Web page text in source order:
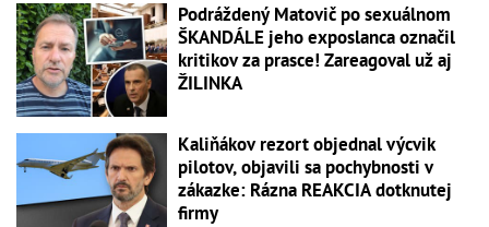
Podráždený Matovič po sexuálnom
ŠKANDÁLE jeho exposlanca označil
kritikov za prasce! Zareagoval už aj
ŽILINKA
Kaliňákov rezort objednal výcvik
pilotov, objavili sa pochybnosti v
zákazke: Rázna REAKCIA dotknutej
firmy